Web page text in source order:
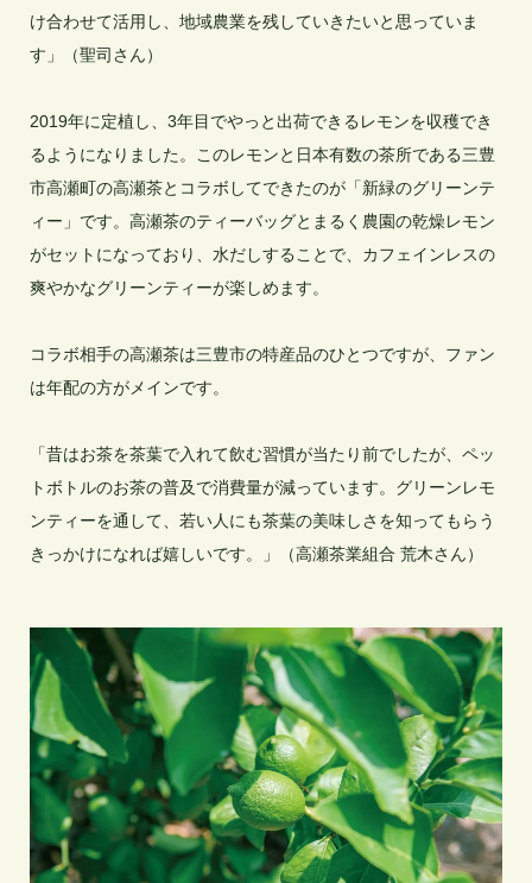
け合わせて活用し、地域農業を残していきたいと思っていま
す」（聖司さん）
2019年に定植し、3年目でやっと出荷できるレモンを収穫でき
るようになりました。このレモンと日本有数の茶所である三豊
市高瀬町の高瀬茶とコラボしてできたのが「新緑のグリーンテ
ィー」です。高瀬茶のティーバッグとまるく農園の乾燥レモン
がセットになっており、水だしすることで、カフェインレスの
爽やかなグリーンティーが楽しめます。
コラボ相手の高瀬茶は三豊市の特産品のひとつですが、ファン
は年配の方がメインです。
「昔はお茶を茶葉で入れて飲む習慣が当たり前でしたが、ペッ
トボトルのお茶の普及で消費量が減っています。グリーンレモ
ンティーを通して、若い人にも茶葉の美味しさを知ってもらう
きっかけになれば嬉しいです。」（高瀬茶業組合 荒木さん）